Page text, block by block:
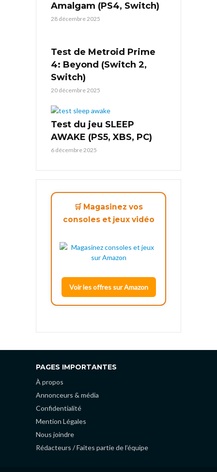
Amalgam (PS4, Switch)
28 décembre 2025
Test de Metroid Prime
4: Beyond (Switch 2,
Switch)
20 décembre 2025
Test du jeu SLEEP
AWAKE (PS5, XBS, PC)
6 décembre 2025
🛒 Magasinez vos
consoles et jeux vidéo
Voir les offres sur Amazon
PAGES IMPORTANTES
À propos
Annonceurs & média
Confidentialité
Mention Légales
Nous joindre
Rédacteurs / Faites partie de l’équipe